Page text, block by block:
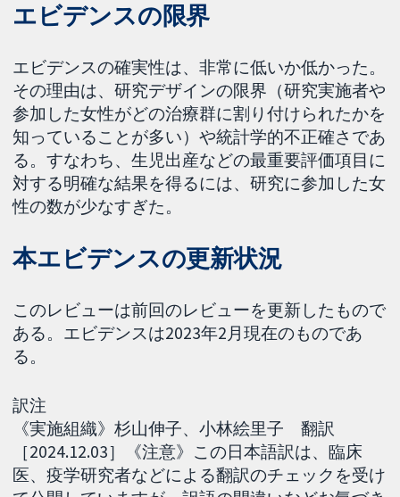
エビデンスの限界
エビデンスの確実性は、非常に低いか低かった。
その理由は、研究デザインの限界（研究実施者や
参加した女性がどの治療群に割り付けられたかを
知っていることが多い）や統計学的不正確さであ
る。すなわち、生児出産などの最重要評価項目に
対する明確な結果を得るには、研究に参加した女
性の数が少なすぎた。
本エビデンスの更新状況
このレビューは前回のレビューを更新したもので
ある。エビデンスは2023年2月現在のものであ
る。
訳注
《実施組織》杉山伸子、小林絵里子 翻訳
［2024.12.03］《注意》この日本語訳は、臨床
医、疫学研究者などによる翻訳のチェックを受け